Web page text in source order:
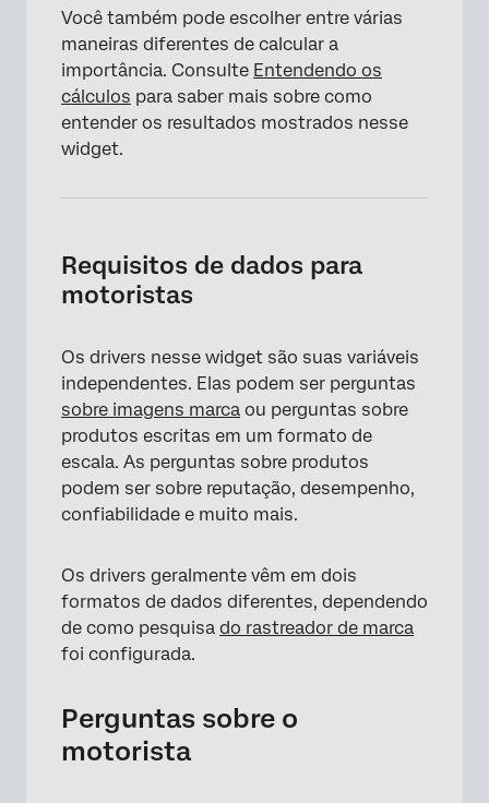
×
×
Você também pode escolher entre várias
maneiras diferentes de calcular a
importância. Consulte Entendendo os
cálculos para saber mais sobre como
entender os resultados mostrados nesse
widget.
Requisitos de dados para
motoristas
Os drivers nesse widget são suas variáveis
independentes. Elas podem ser perguntas
sobre imagens marca ou perguntas sobre
produtos escritas em um formato de
escala. As perguntas sobre produtos
podem ser sobre reputação, desempenho,
confiabilidade e muito mais.
Os drivers geralmente vêm em dois
formatos de dados diferentes, dependendo
de como pesquisa do rastreador de marca
foi configurada.
Perguntas sobre o
motorista